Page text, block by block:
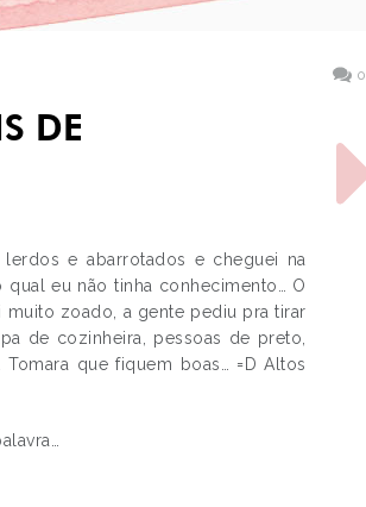
0
DE
e abarrotados e cheguei na
qual eu não tinha conhecimento… O
muito zoado, a gente pediu pra tirar
de cozinheira, pessoas de preto,
que fiquem boas… =D Altos
PRÓXIMO POST
AMEAÇA QUERO DIZER
QUE